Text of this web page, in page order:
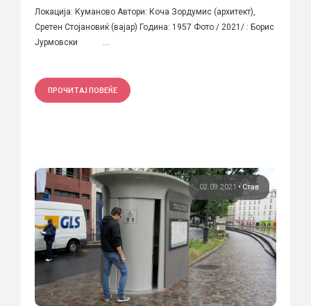
Локација: Куманово Автори: Коча Зордумис (архитект),
Сретен Стојановиќ (вајар) Година: 1957 Фото / 2021/ : Борис
Јурмовски ...
ПРОЧИТАЈ ПОВЕЌЕ
02.09.2021 •Став